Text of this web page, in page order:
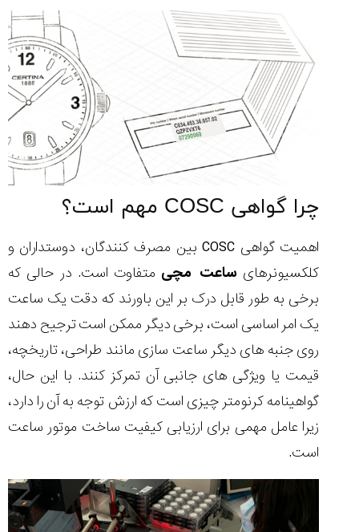
چرا گواهی COSC مهم است؟
اهمیت گواهی COSC بین مصرف کنندگان، دوستداران و
کلکسیونرهای ساعت مچی متفاوت است. در حالی که
برخی به طور قابل درک بر این باورند که دقت یک ساعت
یک امر اساسی است، برخی دیگر ممکن است ترجیح دهند
روی جنبه های دیگر ساعت سازی مانند طراحی، تاریخچه،
قیمت یا ویژگی های جانبی آن تمرکز کنند. با این حال،
گواهینامه کرنومتر چیزی است که ارزش توجه به آن را دارد،
زیرا عامل مهمی برای ارزیابی کیفیت ساخت موتور ساعت
است.